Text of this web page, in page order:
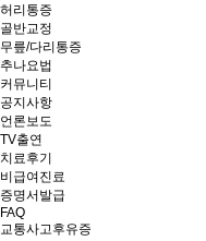
허리통증
골반교정
무릎/다리통증
추나요법
커뮤니티
공지사항
언론보도
TV출연
치료후기
비급여진료
증명서발급
FAQ
교통사고후유증